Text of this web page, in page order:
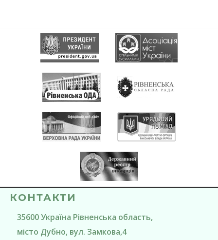
КОНТАКТИ
35600Україна Рівненська область,
місто Дубно, вул. Замкова,4